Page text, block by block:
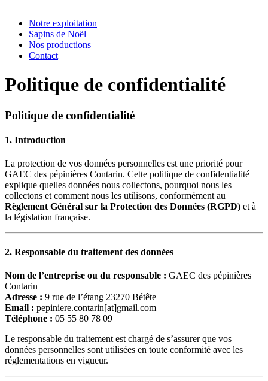
Notre exploitation
Sapins de Noël
Nos productions
Contact
Politique de confidentialité
Politique de confidentialité
1. Introduction
La protection de vos données personnelles est une priorité pour
GAEC des pépinières Contarin. Cette politique de confidentialité
explique quelles données nous collectons, pourquoi nous les
collectons et comment nous les utilisons, conformément au
Règlement Général sur la Protection des Données (RGPD) et à
la législation française.
2. Responsable du traitement des données
Nom de l’entreprise ou du responsable : GAEC des pépinières
Contarin
Adresse : 9 rue de l’étang 23270 Bétête
Email : pepiniere.contarin[at]gmail.com
Téléphone : 05 55 80 78 09
Le responsable du traitement est chargé de s’assurer que vos
données personnelles sont utilisées en toute conformité avec les
réglementations en vigueur.